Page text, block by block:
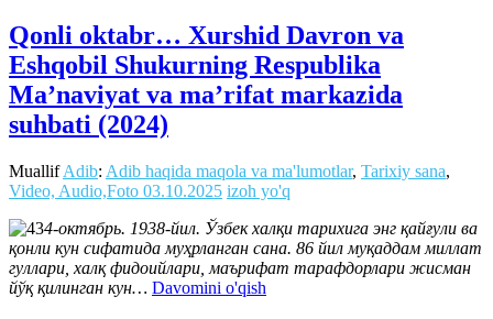
Qonli oktabr… Xurshid Davron va
Eshqobil Shukurning Respublika
Ma’naviyat va ma’rifat markazida
suhbati (2024)
MuallifAdib: Adib haqida maqola va ma'lumotlar, Tarixiy sana,
Video, Audio,Foto 03.10.2025 izoh yo'q
4-октябрь. 1938-йил. Ўзбек халқи тарихига энг қайғули ва
қонли кун сифатида муҳрланган сана. 86 йил муқаддам миллат
гуллари, халқ фидоийлари, маърифат тарафдорлари жисман
йўқ қилинган кун… Davomini o'qish